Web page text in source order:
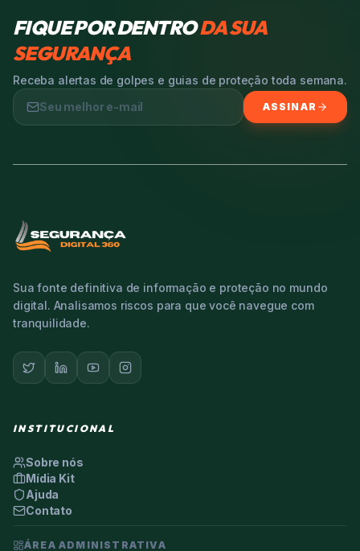
FIQUE POR DENTRODA SUA
SEGURANÇA
Receba alertas de golpes e guias de proteção toda semana.
ASSINAR
Sua fonte definitiva de informação e proteção no mundo
digital. Analisamos riscos para que você navegue com
tranquilidade.
INSTITUCIONAL
Sobre nós
Mídia Kit
Ajuda
Contato
ÁREA ADMINISTRATIVA